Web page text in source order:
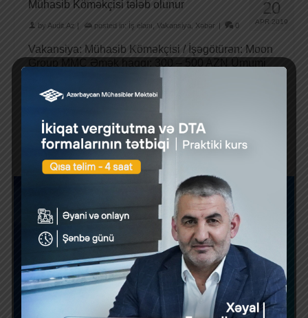
20
APR 2019
Mühasib Köməkçisi tələb olunur
by Audit.Az | posted in: İş elanı Vakansiya Xəbər | 0
Vakansiya: Mühasib Köməkçisi / İşəgötürən: Moon
məlumat Şəhər: Bakı Yaş: 22 …